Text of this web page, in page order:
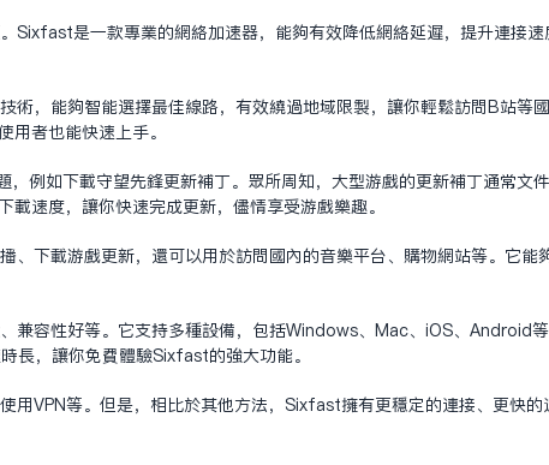
是一款专业的网络加速器，能够有效降低网络延迟，提升连接
，能够智能选择最佳线路，有效绕过地域限制，让你轻松访问B站等
者也能快速上手。
例如下载守望先锋更新补丁。众所周知，大型游戏的更新补丁通常文
速度，让你快速完成更新，尽情享受游戏乐趣。
下载游戏更新，还可以用于访问国内的音乐平台、购物网站等。它能
兼容性好等。它支持多种设备，包括Windows、Mac、iOS、Android
长，让你免费体验Sixfast的强大功能。
VPN等。但是，相比于其他方法，Sixfast拥有更稳定的连接、更快